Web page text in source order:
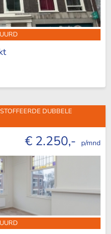
DUBBELE
€ 2.250,- p/mnd